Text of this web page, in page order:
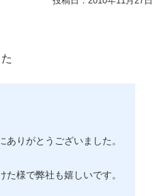
ありがとうございました。
様で弊社も嬉しいです。